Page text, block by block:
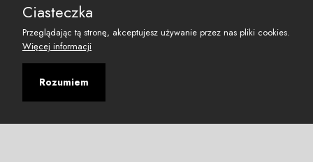
reset@resetobywatelski.pl
Ciasteczka
Przeglądając tą stronę, akceptujesz używanie przez nas pliki cookies.
Więcej informacji
Rozumiem